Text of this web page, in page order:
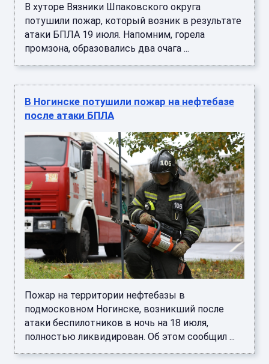
В хуторе Вязники Шпаковского округа
потушили пожар, который возник в результате
атаки БПЛА 19 июля. Напомним, горела
промзона, образовались два очага ...
В Ногинске потушили пожар на нефтебазе
после атаки БПЛА
Пожар на территории нефтебазы в
подмосковном Ногинске, возникший после
атаки беспилотников в ночь на 18 июля,
полностью ликвидирован. Об этом сообщил ...